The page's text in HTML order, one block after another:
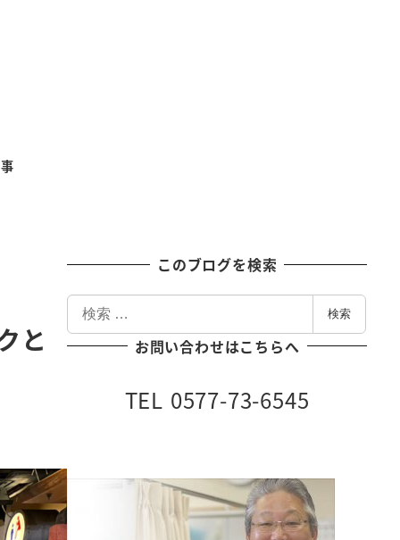
と
このブログを検索
検
索
検索
お問い合わせはこちらへ
TEL 0577-73-6545